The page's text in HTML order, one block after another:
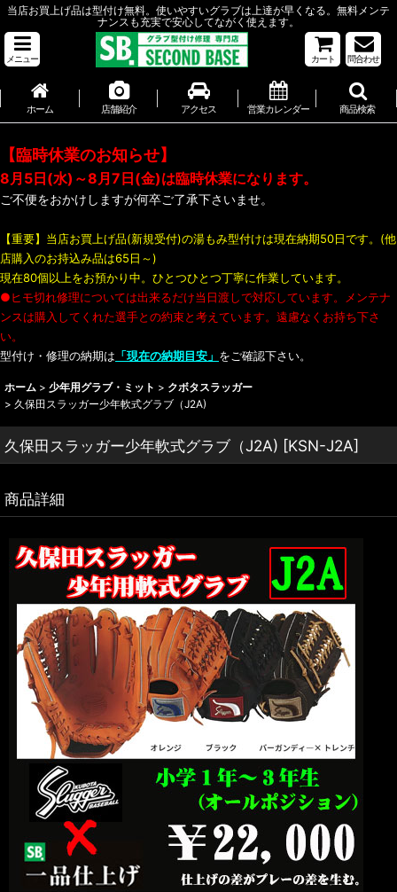
当店お買上げ品は型付け無料。使いやすいグラブは上達が早くなる。無料メンテ
ナンスも充実で安心してながく使えます。
メニュー カート 問合わせ
ホーム 店舗紹介 アクセス 営業カレンダー 商品検索
【臨時休業のお知らせ】
8月5日(水)～8月7日(金)は臨時休業になります。
ご不便をおかけしますが何卒ご了承下さいませ。
【重要】当店お買上げ品(新規受付)の湯もみ型付けは現在納期50日です。(他
店購入のお持込み品は65日～)
現在80個以上をお預かり中。ひとつひとつ丁寧に作業しています。
●ヒモ切れ修理については出来るだけ当日渡しで対応しています。メンテナ
ンスは購入してくれた選手との約束と考えています。遠慮なくお持ち下さ
い。
型付け・修理の納期は 「現在の納期目安」 をご確認下さい。
ホーム > 少年用グラブ・ミット > クボタスラッガー
> 久保田スラッガー少年軟式グラブ（J2A)
久保田スラッガー少年軟式グラブ（J2A) [KSN-J2A]
商品詳細